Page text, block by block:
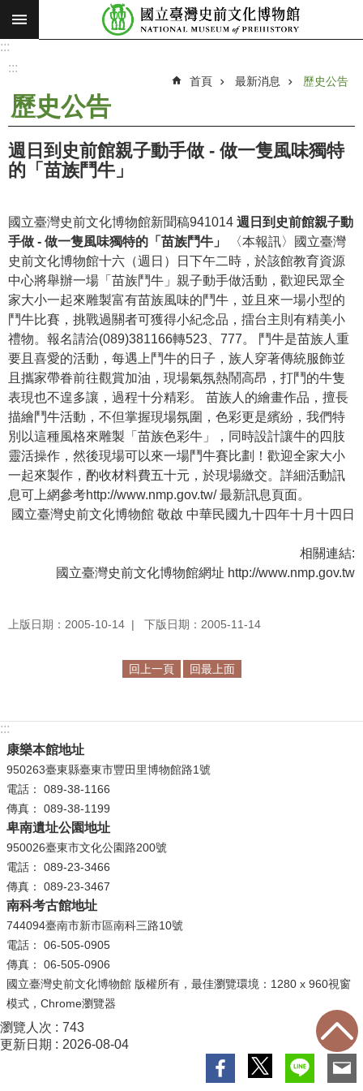
跳到主要內容區塊
搜
願
使
命
新
消
息
參
觀
展
覽
學
習
探
索
認
識
我
服
專
區
友
善
措
施
服
務
務
信
箱
網
站
:::
:::
首頁 最新消息 歷史公告
歷史公告
週日到史前館親子動手做 - 做一隻風味獨特
的「苗族鬥牛」
國立臺灣史前文化博物館新聞稿941014 週日到史前館親子動
手做 - 做一隻風味獨特的「苗族鬥牛」
〈本報訊〉國立臺灣
史前文化博物館十六（週日）日下午二時，於該館教育資源
中心將舉辦一場「苗族鬥牛」親子動手做活動，歡迎民眾全
家大小一起來雕製富有苗族風味的鬥牛，並且來一場小型的
鬥牛比賽，挑戰過關者可獲得小紀念品，擂台主則有精美小
禮物。報名請洽(089)381166轉523、777。 鬥牛是苗族人重
要且喜愛的活動，每遇上鬥牛的日子，族人穿著傳統服飾並
且攜家帶眷前往觀賞加油，現場氣氛熱鬧高昂，打鬥的牛隻
表現也不遑多讓，過程十分精彩。 苗族人的繪畫作品，擅長
描繪鬥牛活動，不但掌握現場氛圍，色彩更是繽紛，我們特
別以這種風格來雕製「苗族色彩牛」，同時設計讓牛的四肢
靈活操作，然後現場可以來一場鬥牛賽比劃！歡迎全家大小
一起來製作，酌收材料費五十元，於現場繳交。詳細活動訊
息可上網參考http://www.nmp.gov.tw/ 最新訊息頁面。
國立臺灣史前文化博物館 敬啟 中華民國九十四年十月十四日
相關連結:
國立臺灣史前文化博物館網址 http://www.nmp.gov.tw
上版日期：2005-10-14 下版日期：2005-11-14
回上一頁 回最上面
:::
康樂本館地址
950263臺東縣臺東市豐田里博物館路1號
電話： 089-38-1166
傳真： 089-38-1199
卑南遺址公園地址
950026臺東市文化公園路200號
電話： 089-23-3466
傳真： 089-23-3467
南科考古館地址
744094臺南市新市區南科三路10號
電話： 06-505-0905
傳真： 06-505-0906
國立臺灣史前文化博物館 版權所有，最佳瀏覽環境：1280 x 960視窗
模式，Chrome瀏覽器
瀏覽人次
743
更新日期
2026-08-04